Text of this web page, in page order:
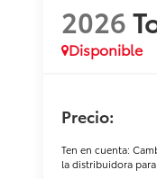
2026
Disponible
Precio:
Ten en cuenta:
la distribuidora